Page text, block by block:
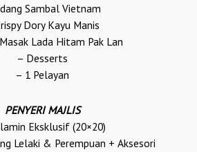
Sambal Vietnam
Dory Kayu Manis
Lada Hitam Pak Lan
– Desserts
– 1 Pelayan
PENYERI MAJLIS
Eksklusif (20×20)
Lelaki & Perempuan + Aksesori